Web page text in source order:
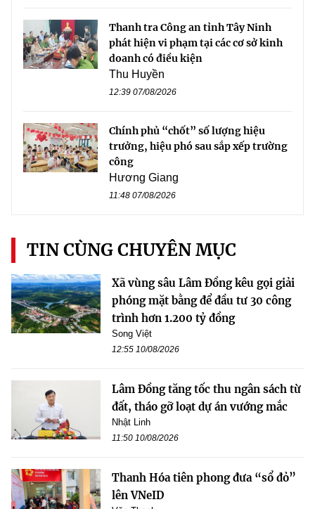
Thanh tra Công an tỉnh Tây Ninh
phát hiện vi phạm tại các cơ sở kinh
doanh có điều kiện
Thu Huyền
12:39 07/08/2026
Chính phủ “chốt” số lượng hiệu
trưởng, hiệu phó sau sắp xếp trường
công
Hương Giang
11:48 07/08/2026
TIN CÙNG CHUYÊN MỤC
Xã vùng sâu Lâm Đồng kêu gọi giải
phóng mặt bằng để đầu tư 30 công
trình hơn 1.200 tỷ đồng
Song Việt
12:55 10/08/2026
Lâm Đồng tăng tốc thu ngân sách từ
đất, tháo gỡ loạt dự án vướng mắc
Nhật Linh
11:50 10/08/2026
Thanh Hóa tiên phong đưa “sổ đỏ”
lên VNeID